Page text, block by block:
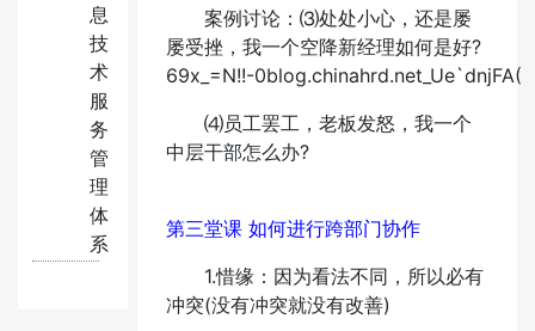
息
技
术
服
务
管
理
体
系
案例讨论：⑶处处小心，还是屡
屡受挫，我一个空降新经理如何是好?
69x_=N!!-0blog.chinahrd.net_Ue`dnjFA(
⑷员工罢工，老板发怒，我一个
中层干部怎么办?
第三堂课 如何进行跨部门协作
1.惜缘：因为看法不同，所以必有
冲突(没有冲突就没有改善)